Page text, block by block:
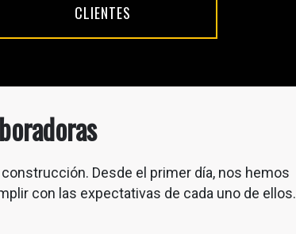
CLIENTES
Desde el primer día, nos hemos
con las expectativas de cada uno de ellos.